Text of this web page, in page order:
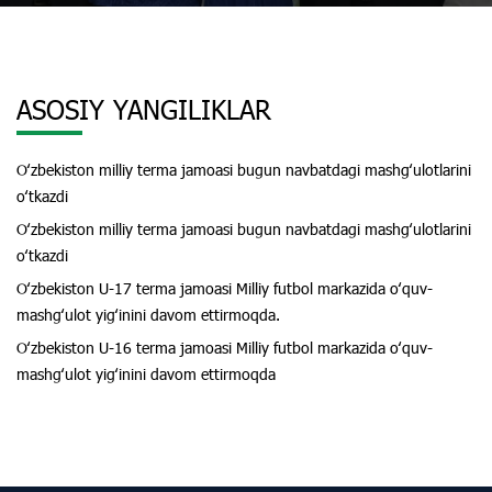
ASOSIY YANGILIKLAR
Oʻzbekiston milliy terma jamoasi bugun navbatdagi mashgʻulotlarini
oʻtkazdi
Oʻzbekiston milliy terma jamoasi bugun navbatdagi mashgʻulotlarini
oʻtkazdi
Oʻzbekiston U-17 terma jamoasi Milliy futbol markazida oʻquv-
mashgʻulot yigʻinini davom ettirmoqda.
Oʻzbekiston U-16 terma jamoasi Milliy futbol markazida oʻquv-
mashgʻulot yigʻinini davom ettirmoqda